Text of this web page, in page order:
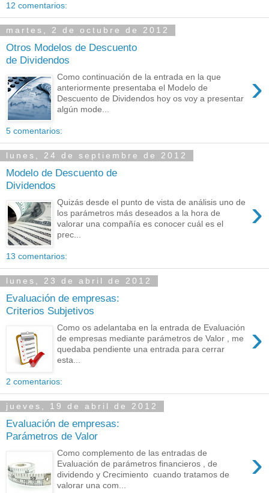
12 comentarios:
martes, 2 de octubre de 2012
Otros Modelos de Descuento
de Dividendos
›
Como continuación de la entrada en la que
anteriormente presentaba el Modelo de
Descuento de Dividendos hoy os voy a presentar
algún mode...
5 comentarios:
lunes, 24 de septiembre de 2012
Modelo de Descuento de
Dividendos
›
Quizás desde el punto de vista de análisis uno de
los parámetros más deseados a la hora de
valorar una compañía es conocer cuál es el
prec...
13 comentarios:
lunes, 23 de abril de 2012
Evaluación de empresas:
Criterios Subjetivos
›
Como os adelantaba en la entrada de Evaluación
de empresas mediante parámetros de Valor , me
quedaba pendiente una entrada para cerrar
esta...
2 comentarios:
jueves, 19 de abril de 2012
Evaluación de empresas:
Parámetros de Valor
›
Como complemento de las entradas de
Evaluación de parámetros financieros , de
dividendo y Crecimiento cuando tratamos de
valorar una com...